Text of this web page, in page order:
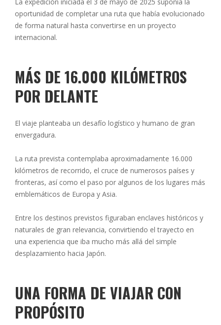
oportunidad de completar una ruta que había evolucionado
de forma natural hasta convertirse en un proyecto
internacional.
MÁS DE 16.000 KILÓMETROS
POR DELANTE
El viaje planteaba un desafío logístico y humano de gran
envergadura.
La ruta prevista contemplaba aproximadamente 16.000
kilómetros de recorrido, el cruce de numerosos países y
fronteras, así como el paso por algunos de los lugares más
emblemáticos de Europa y Asia.
Entre los destinos previstos figuraban enclaves históricos y
naturales de gran relevancia, convirtiendo el trayecto en
una experiencia que iba mucho más allá del simple
desplazamiento hacia Japón.
UNA FORMA DE VIAJAR CON
PROPÓSITO